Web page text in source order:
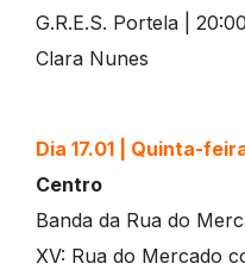
G.R.E.S. Portela |
Clara Nunes
Dia 17.01 | Quinta-
Centro
Banda da Rua do
XV: Rua do Mercado